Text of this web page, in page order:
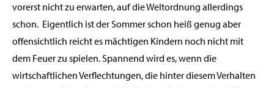
vorerst nicht zu erwarten, auf die Weltordnung allerdings
schon. Eigentlich ist der Sommer schon heiß genug aber
offensichtlich reicht es mächtigen Kindern noch nicht mit
dem Feuer zu spielen. Spannend wird es, wenn die
wirtschaftlichen Verflechtungen, die hinter diesem Verhalten